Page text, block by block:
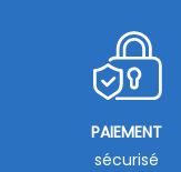
PAIEMENT
sécurisé